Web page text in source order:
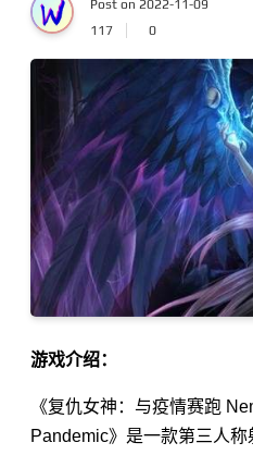
Post on 2022-11-09
117
0
游戏介绍：
《复仇女神：与疫情赛跑
Pandemic》是一款第三人